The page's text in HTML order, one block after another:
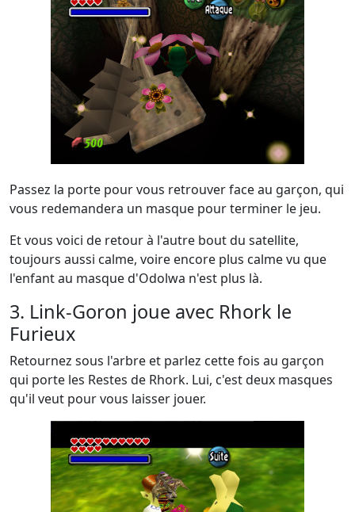
Passez la porte pour vous retrouver face au garçon, qui
vous redemandera un masque pour terminer le jeu.
Et vous voici de retour à l'autre bout du satellite,
toujours aussi calme, voire encore plus calme vu que
l'enfant au masque d'Odolwa n'est plus là.
3. Link-Goron joue avec Rhork le
Furieux
Retournez sous l'arbre et parlez cette fois au garçon
qui porte les Restes de Rhork. Lui, c'est deux masques
qu'il veut pour vous laisser jouer.